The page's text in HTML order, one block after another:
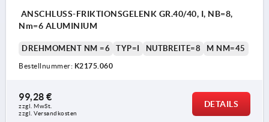
ANSCHLUSS-FRIKTIONSGELENK GR.40/40, I, NB=8,
Nm=6 ALUMINIUM
DREHMOMENT NM =6 TYP=I NUTBREITE=8 M NM=45
Bestellnummer: K2175.060
99,28 €
zzgl. MwSt.
zzgl. Versandkosten
DETAILS